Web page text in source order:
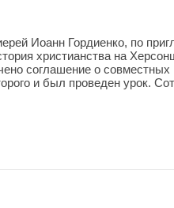
Иоанн Гордиенко, по
христианства на
соглашение о совместных
и был проведен урок.